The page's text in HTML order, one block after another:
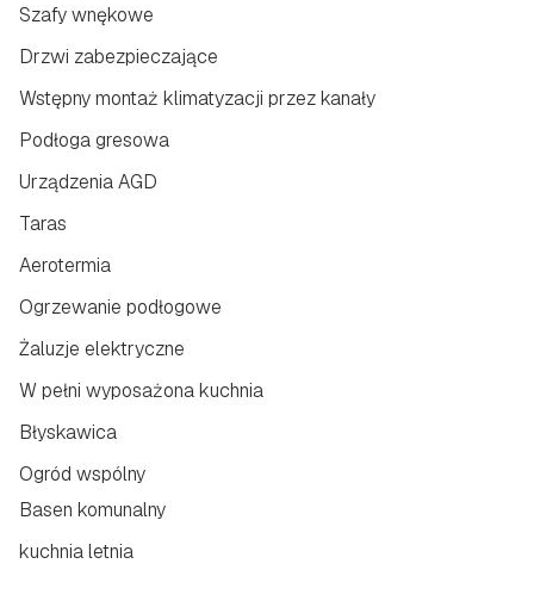
kuchnia letnia
Szafy wnękowe
Drzwi zabezpieczające
Wstępny montaż klimatyzacji przez kanały
Podłoga gresowa
Urządzenia AGD
Taras
Aerotermia
Ogrzewanie podłogowe
Żaluzje elektryczne
W pełni wyposażona kuchnia
Błyskawica
Ogród wspólny
Basen komunalny